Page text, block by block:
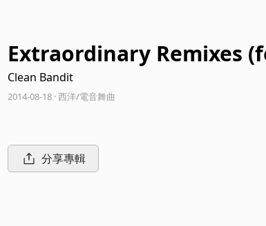
Extraordinary Remixes
Clean Bandit
2014-08-18 · 西洋/電音舞曲
分享專輯